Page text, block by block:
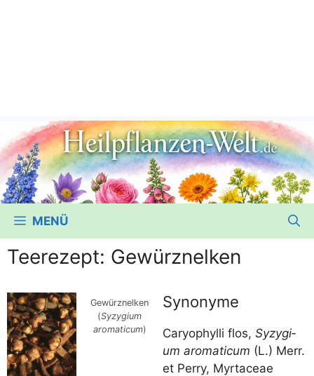
MENÜ
Teerezept: Gewürznelken
Gewürz­nel­ken
(Syzy­gi­um
aro­ma­ti­cum)
Synonyme
Caryo­phyl­li flos,Syzy­gi­
um aro­ma­ti­cum (L.) Merr.
et Per­ry, Myrtaceae